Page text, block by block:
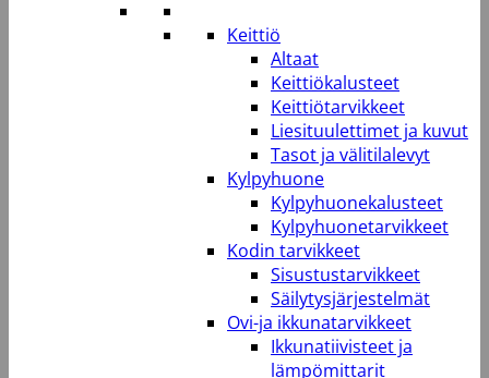
Keittiö
Altaat
Keittiökalusteet
Keittiötarvikkeet
Liesituulettimet ja kuvut
Tasot ja välitilalevyt
Kylpyhuone
Kylpyhuonekalusteet
Kylpyhuonetarvikkeet
Kodin tarvikkeet
Sisustustarvikkeet
Säilytysjärjestelmät
Ovi-ja ikkunatarvikkeet
Ikkunatiivisteet ja
lämpömittarit